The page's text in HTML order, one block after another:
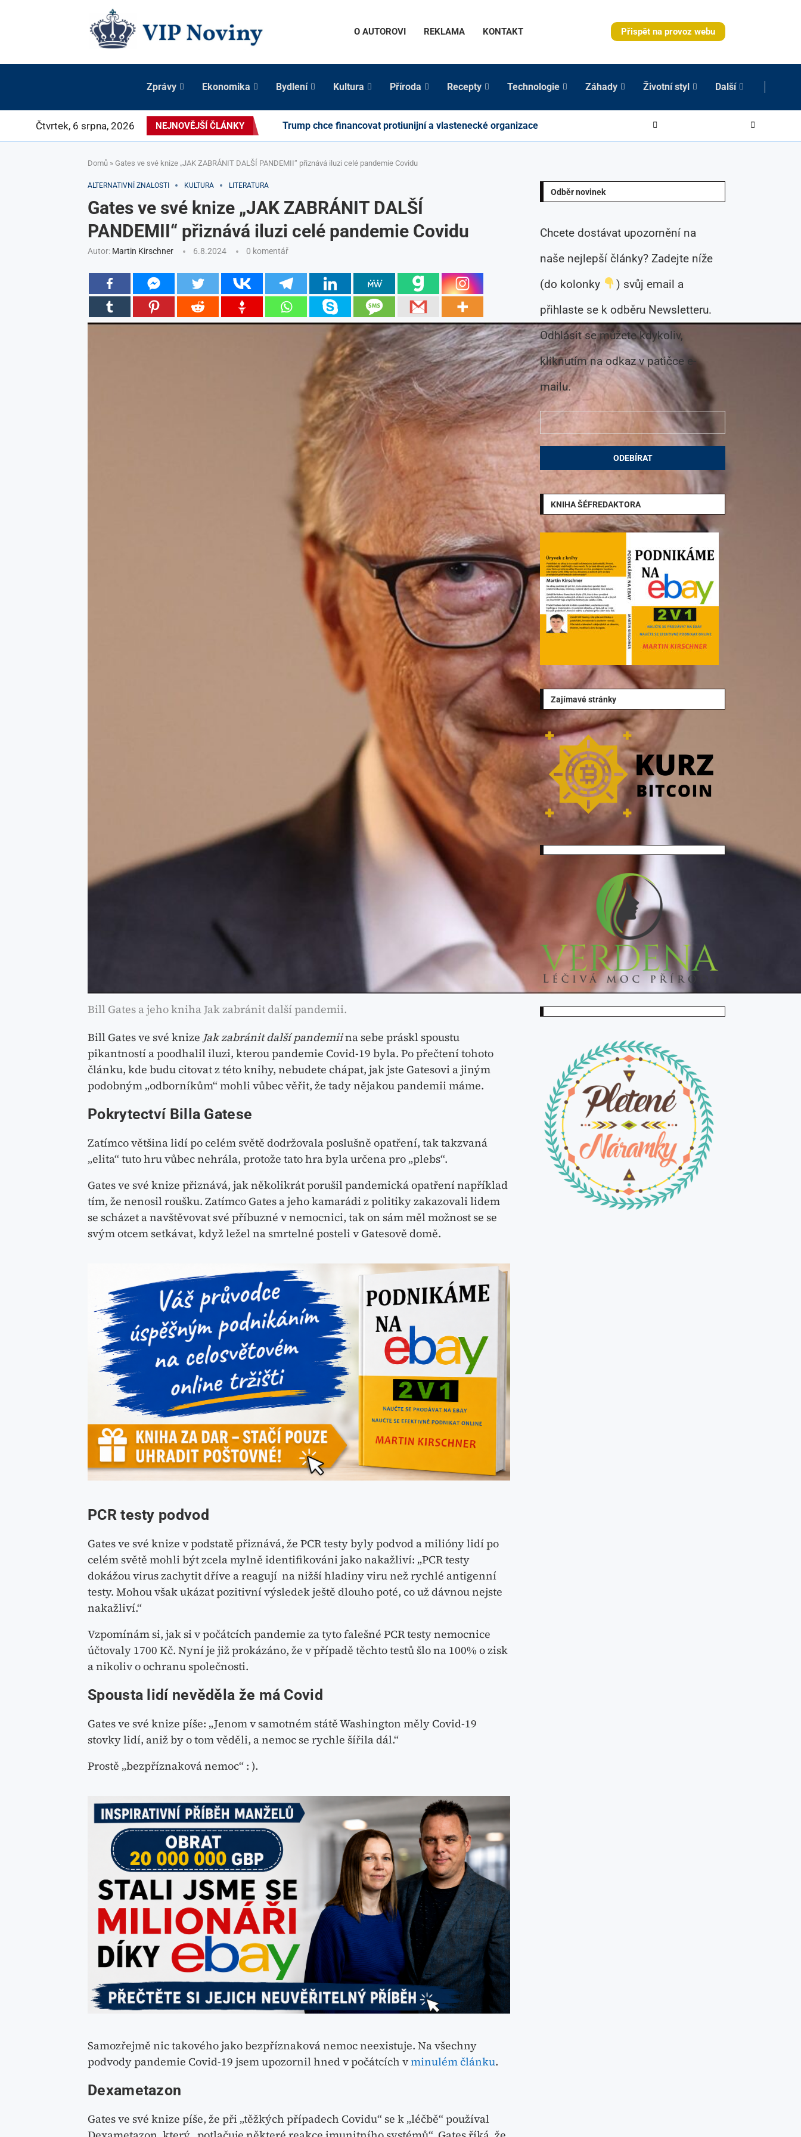
O AUTOROVI REKLAMA KONTAKT Přispět na provoz webu
Zprávy Ekonomika Bydlení Kultura Příroda Recepty Technologie Záhady Životní styl Další
Čtvrtek, 6 srpna, 2026 NEJNOVĚJŠÍ ČLÁNKY Trump chce financovat protiunijní a vlastenecké organizace
Domů » Gates ve své knize „JAK ZABRÁNIT DALŠÍ PANDEMII“ přiznává iluzi celé pandemie Covidu
ALTERNATIVNÍ ZNALOSTI KULTURA LITERATURA
Gates ve své knize „JAK ZABRÁNIT DALŠÍ
PANDEMII“ přiznává iluzi celé pandemie Covidu
Autor: Martin Kirschner 6.8.2024 0 komentář
Bill Gates a jeho kniha Jak zabránit další pandemii.
Bill Gates ve své knize Jak zabránit další pandemiina sebe práskl spoustu
pikantností a poodhalil iluzi, kterou pandemie Covid-19 byla. Po přečtení tohoto
článku, kde budu citovat z této knihy, nebudete chápat, jak jste Gatesovi a jiným
podobným „odborníkům“ mohli vůbec věřit, že tady nějakou pandemii máme.
Pokrytectví Billa Gatese
Zatímco většina lidí po celém světě dodržovala poslušně opatření, tak takzvaná
„elita“ tuto hru vůbec nehrála, protože tato hra byla určena pro „plebs“.
Gates ve své knize přiznává, jak několikrát porušil pandemická opatření například
tím, že nenosil roušku. Zatímco Gates a jeho kamarádi z politiky zakazovali lidem
se scházet a navštěvovat své příbuzné v nemocnici, tak on sám měl možnost se se
svým otcem setkávat, když ležel na smrtelné posteli v Gatesově domě.
PCR testy podvod
Gates ve své knize v podstatě přiznává, že PCR testy byly podvod a milióny lidí po
celém světě mohli být zcela mylně identifikováni jako nakažliví: „PCR testy
dokážou virus zachytit dříve a reagují na nižší hladiny viru než rychlé antigenní
testy. Mohou však ukázat pozitivní výsledek ještě dlouho poté, co už dávnou nejste
nakažliví.“
Vzpomínám si, jak si v počátcích pandemie za tyto falešné PCR testy nemocnice
účtovaly 1700 Kč. Nyní je již prokázáno, že v případě těchto testů šlo na 100% o zisk
a nikoliv o ochranu společnosti.
Spousta lidí nevěděla že má Covid
Gates ve své knize píše: „Jenom v samotném státě Washington měly Covid-19
stovky lidí, aniž by o tom věděli, a nemoc se rychle šířila dál.“
Prostě „bezpříznaková nemoc“ : ).
Samozřejmě nic takového jako bezpříznaková nemoc neexistuje. Na všechny
podvody pandemie Covid-19 jsem upozornil hned v počátcích vminulém článku.
Dexametazon
Gates ve své knize píše, že při „těžkých případech Covidu“ se k „léčbě“ používal
Odběr novinek
Chcete dostávat upozornění na
naše nejlepší články? Zadejte níže
(do kolonky
) svůj email a
přihlaste se k odběru Newsletteru.
Odhlásit se můžete kdykoliv,
kliknutím na odkaz v patičce e-
mailu.
KNIHA ŠÉFREDAKTORA
Zajímavé stránky